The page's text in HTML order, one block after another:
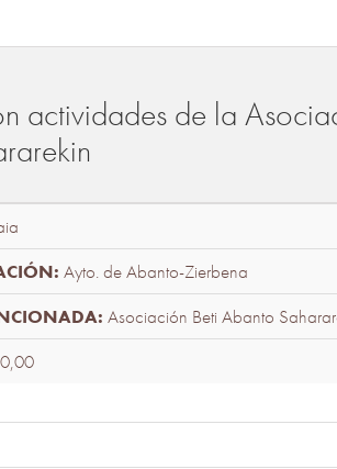
actividades de la
Ayto. de Abanto-Zierbena
Asociación Beti Abanto